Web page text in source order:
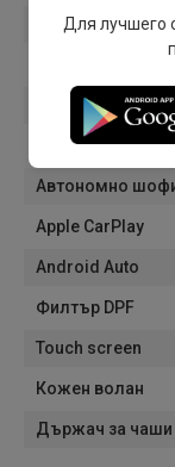
Резервна гума
Индикатор за
Помощ при
Подлакътник
Автономно
Apple CarPlay
Android Auto
Филтър DPF
Touch screen
Кожен волан
Държач за чаши
Для лучшего